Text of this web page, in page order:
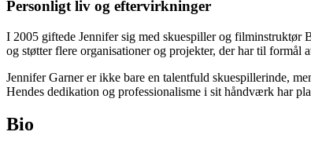
Personligt liv og eftervirkninger
I 2005 giftede Jennifer sig med skuespiller og filminstruktør
og støtter flere organisationer og projekter, der har til formål
Jennifer Garner er ikke bare en talentfuld skuespillerinde,
Hendes dedikation og professionalisme i sit håndværk har
Bio